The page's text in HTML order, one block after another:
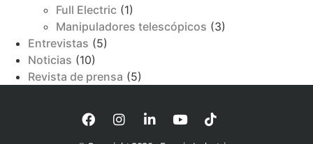
Full Electric (1)
Manipuladores telescópicos (3)
Entrevistas (5)
Noticias (10)
Revista de prensa (5)